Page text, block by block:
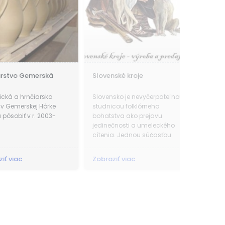
Slovenské kroje
Slovensko je nevyčerpateľnou
studnicou folklórneho
bohatstva ako prejavu
jedinečnosti a umeleckého
cítenia. Jednou súčasťou
Zobraziť viac
Vybrať si ten
byť celý proces.